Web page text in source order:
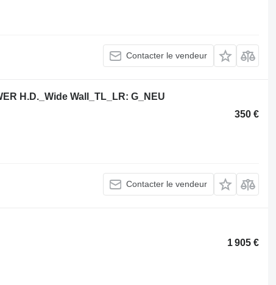
Contacter le vendeur
H.D._Wide Wall_TL_LR: G_NEU
350 €
Contacter le vendeur
1 905 €